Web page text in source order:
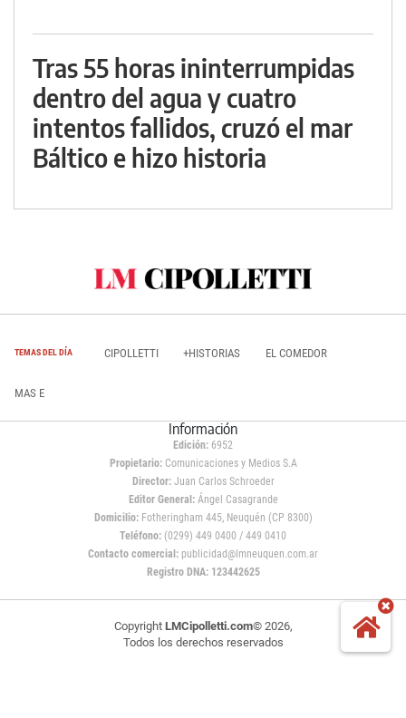
Tras 55 horas ininterrumpidas
dentro del agua y cuatro
intentos fallidos, cruzó el mar
Báltico e hizo historia
TEMAS DEL DÍA CIPOLLETTI +HISTORIAS EL COMEDOR
MAS E
Información
Edición: 6952
Propietario:Comunicaciones y Medios S.A
Director: Juan Carlos Schroeder
Editor General:Ángel Casagrande
Domicilio:Fotheringham 445, Neuquén (CP 8300)
Teléfono: (0299) 449 0400 / 449 0410
Contacto comercial: publicidad@lmneuquen.com.ar
Registro DNA: 123442625
Copyright LMCipolletti.com© 2026,
Todos los derechos reservados